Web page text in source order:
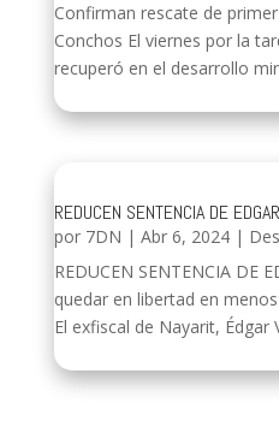
Confirman rescate de
Conchos El viernes por la
recuperó en el desarrollo
REDUCEN SENTENCIA DE
por 7DN | Abr 6, 2024|
REDUCEN SENTENCIA DE
quedar en libertad en
El exfiscal de Nayarit, Édgar